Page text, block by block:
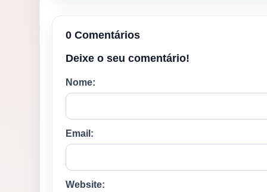
0 Comentários
Deixe o seu comentário!
Nome:
Email:
Website: